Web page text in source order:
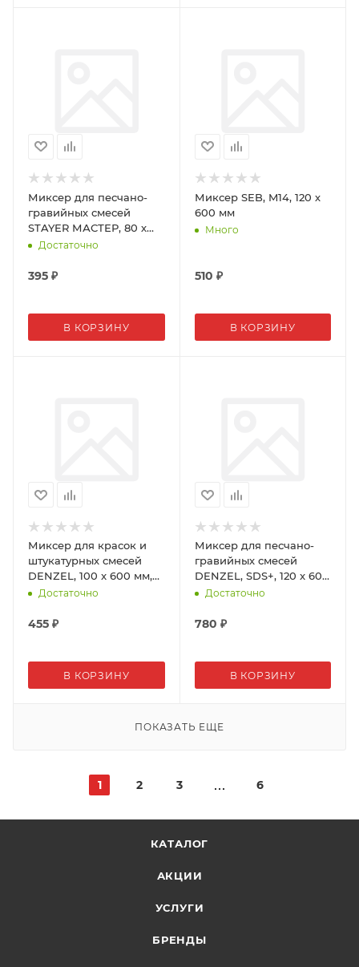
Миксер для песчано-
гравийных смесей
STAYER МАСТЕР, 80 х
400 мм
Достаточно
395 ₽
В КОРЗИНУ
Миксер SEB, M14, 120 х
600 мм
Много
510 ₽
В КОРЗИНУ
Миксер для красок и
штукатурных смесей
DENZEL, 100 x 600 мм,
хвостовик 8 мм
Достаточно
455 ₽
В КОРЗИНУ
Миксер для песчано-
гравийных смесей
DENZEL, SDS+, 120 x 600
ммДостаточно
780 ₽
В КОРЗИНУ
ПОКАЗАТЬ ЕЩЕ
1 2 3 6
КАТАЛОГ
АКЦИИ
УСЛУГИ
БРЕНДЫ